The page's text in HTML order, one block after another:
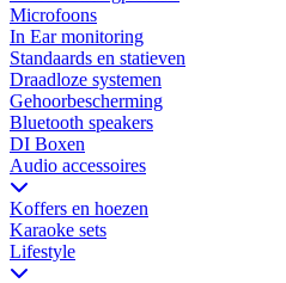
Microfoons
In Ear monitoring
Standaards en statieven
Draadloze systemen
Gehoorbescherming
Bluetooth speakers
DI Boxen
Audio accessoires
Koffers en hoezen
Karaoke sets
Lifestyle